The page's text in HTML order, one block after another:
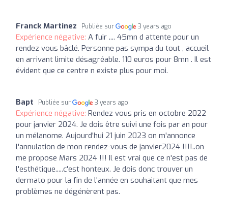
Franck Martinez Publiée sur 3 years ago
Expérience négative: A fuir .... 45mn d attente pour un
rendez vous bâclé. Personne pas sympa du tout , accueil
en arrivant limite désagréable. 110 euros pour 8mn . Il est
évident que ce centre n existe plus pour moi.
Bapt Publiée sur 3 years ago
Expérience négative: Rendez vous pris en octobre 2022
pour janvier 2024. Je dois être suivi une fois par an pour
un mélanome. Aujourd'hui 21 juin 2023 on m'annonce
l'annulation de mon rendez-vous de janvier2024 !!!!..on
me propose Mars 2024 !!! Il est vrai que ce n'est pas de
l'esthétique.....c'est honteux. Je dois donc trouver un
dermato pour la fin de l'année en souhaitant que mes
problèmes ne dégénèrent pas.